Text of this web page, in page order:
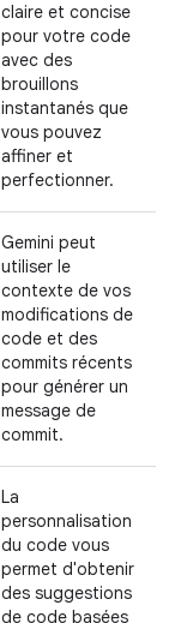
claire et concise
pour votre code
avec des
brouillons
instantanés que
vous pouvez
affiner et
perfectionner.
Gemini peut
utiliser le
contexte de vos
modifications de
code et des
commits récents
pour générer un
message de
commit.
La
personnalisation
du code vous
permet d'obtenir
des suggestions
de code basées